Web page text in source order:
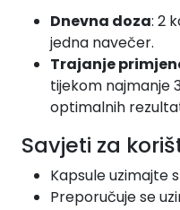
Dnevna doza: 2
jedna navečer.
Trajanje
tijekom najmanje
optimalnih
Savjeti za
Kapsule uzimajte
Preporučuje se